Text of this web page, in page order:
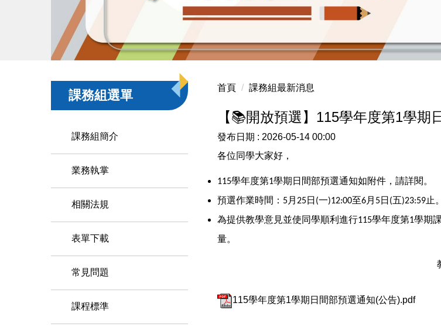
課務組選單
課務組簡介
業務執掌
相關法規
表單下載
常見問題
課程標準
首頁 課務組最新消息
【📚開放預選】115學年度第1學期
發布日期 : 2026-05-14 00:00
各位同學大家好，
115學年度第1學期日間部預選通知如附件，請詳閱。
預選作業時間： 5月 25日 (一)12:00至6月 5日 (五)23:59止。
為提供教學意見並使同學順利進行115學年度第1學期
量。
115學年度第1學期日間部預選通知(公告).pdf